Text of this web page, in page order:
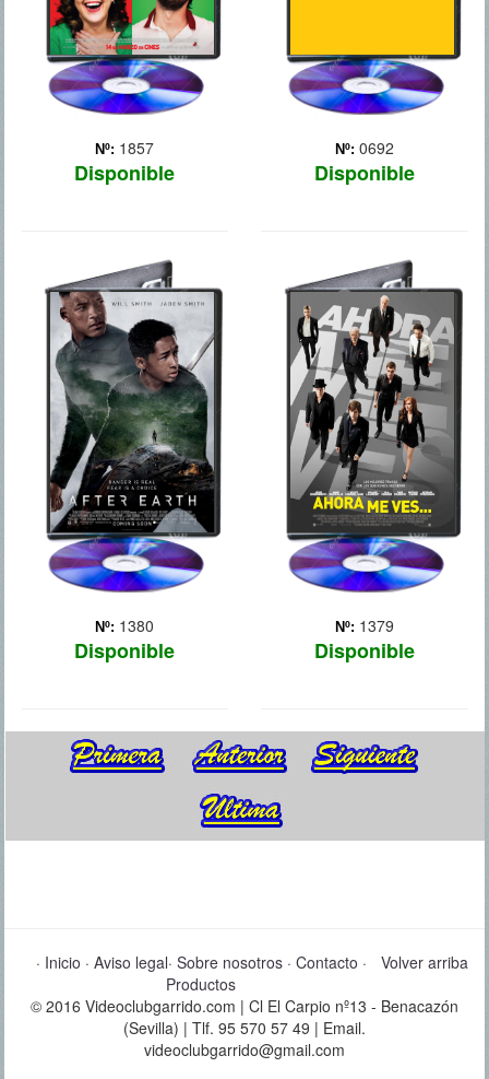
Nº: 1857
Disponible
Nº: 0692
Disponible
Nº: 1380
Disponible
AFTER EARTH
- DESPUES DE LA
TIERRA
Tras una serie de
cataclismos que forzaron a
la humanidad a abandonar
la Tierra, Nova Prime se
convirtió en su nuevo
hogar. Tras una larga
misión fuera de ese
planeta, el legendario
general ... Más
Nº: 1379
Disponible
AHORA ME VES
Un equipo del FBI debe
enfrentarse a una banda
de criminales expertos en
magia que se dedican a
atracar bancos. Son "los
cuatro jinetes”, un grupo
formado por los mejores
ilusionistas del mu... Más
Volver arriba
· Inicio · Aviso legal· Sobre nosotros· Contacto ·
Productos
© 2016 Videoclubgarrido.com | Cl El Carpio nº13 - Benacazón
(Sevilla) | Tlf. 95 570 57 49 | Email.
videoclubgarrido@gmail.com